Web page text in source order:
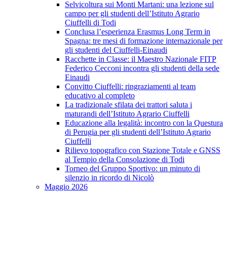
Selvicoltura sui Monti Martani: una lezione sul
campo per gli studenti dell’Istituto Agrario
Ciuffelli di Todi
Conclusa l’esperienza Erasmus Long Term in
Spagna: tre mesi di formazione internazionale per
gli studenti del Ciuffelli-Einaudi
Racchette in Classe: il Maestro Nazionale FITP
Federico Cecconi incontra gli studenti della sede
Einaudi
Convitto Ciuffelli: ringraziamenti al team
educativo al completo
La tradizionale sfilata dei trattori saluta i
maturandi dell’Istituto Agrario Ciuffelli
Educazione alla legalità: incontro con la Questura
di Perugia per gli studenti dell’Istituto Agrario
Ciuffelli
Rilievo topografico con Stazione Totale e GNSS
al Tempio della Consolazione di Todi
Torneo del Gruppo Sportivo: un minuto di
silenzio in ricordo di Nicolò
Maggio 2026